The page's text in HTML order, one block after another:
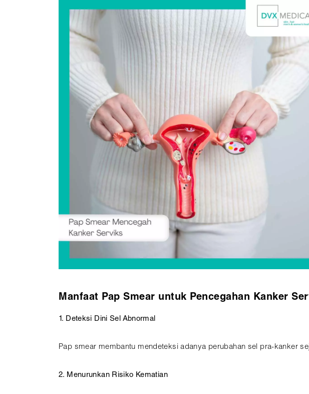
Manfaat Pap Smear untuk Pencegahan Kanker
1. Deteksi Dini Sel Abnormal
Pap smear membantu mendeteksi adanya perubahan sel pra-kanker
2. Menurunkan Risiko Kematian